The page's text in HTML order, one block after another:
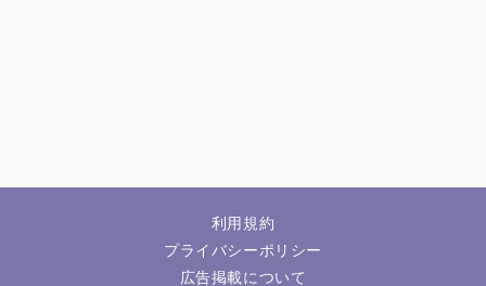
利用規約
プライバシーポリシー
広告掲載について